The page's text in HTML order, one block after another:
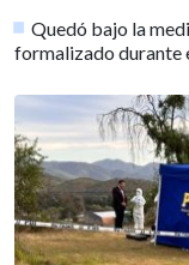
Quedó bajo la
formalizado durante